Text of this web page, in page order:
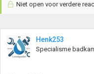
Niet open voor verdere
Henk253
Specialisme